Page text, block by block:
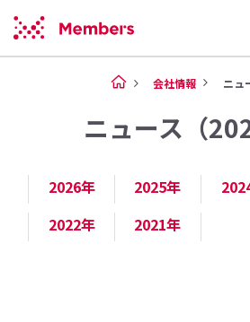
会社情報 ニュース（
ニュース（
2026年 2025年
2022年
2021年